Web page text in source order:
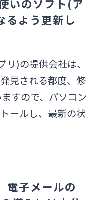
いのソフト(ア
るよう更新し
リ)の提供会社は、
見される都度、修
すので、パソコン
ールし、最新の状
電子メールの